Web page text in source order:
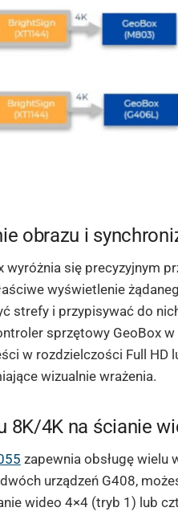
obrazu i
się precyzyjnym
wyświetlenie
strefy i przypisywać do
sprzętowy GeoBox
w rozdzielczości Full HD
wizualnie wrażenia.
8K/4K na ścianie
zapewnia obsługę wielu
dwóch urządzeń G408,
wideo 4×4 (tryb 1) lub